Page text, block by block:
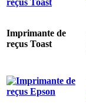
Imprimante de
reçus Toast